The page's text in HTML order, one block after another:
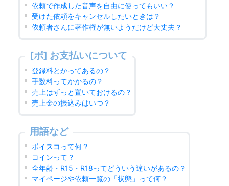
依頼で作成した音声を自由に使ってもいい？
受けた依頼をキャンセルしたいときは？
依頼者さんに著作権が無いようだけど大丈夫？
[ボ] お支払いについて
登録料とかってあるの？
手数料ってかかるの？
売上はずっと置いておけるの？
売上金の振込みはいつ？
用語など
ボイスコって何？
コインって？
全年齢・R15・R18ってどういう違いがあるの？
マイページや依頼一覧の「状態」って何？